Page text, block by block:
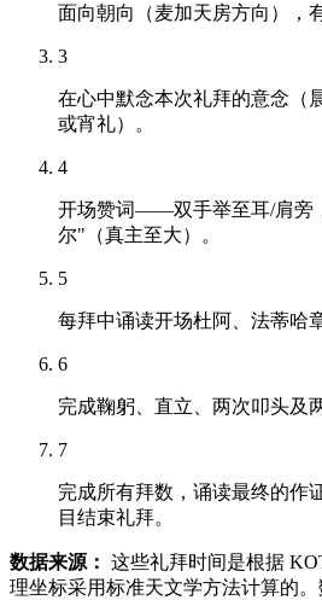
面向朝向（麦加天房方向），
3
在心中默念本次礼拜的意念（
或宵礼）。
4
开场赞词——双手举至耳/肩旁
尔"（真主至大）。
5
每拜中诵读开场杜阿、法蒂哈
6
完成鞠躬、直立、两次叩头及
7
完成所有拜数，诵读最终的作
目结束礼拜。
数据来源： 这些礼拜时间是根据
理坐标采用标准天文学方法计算的